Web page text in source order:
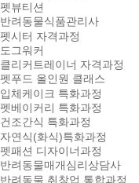
펫뷰티션
반려동물식품관리사
펫시터 자격과정
도그워커
클리커트레이너 자격과정
펫푸드 올인원 클래스
입체케이크 특화과정
펫베이커리 특화과정
건조간식 특화과정
자연식(화식)특화과정
펫패션 디자이너과정
반려동물매개심리상담사
반려동물 취창업 통합과정